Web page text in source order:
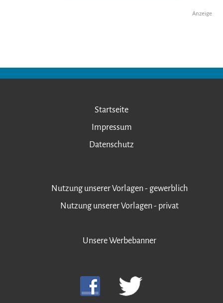
Anzeige
Startseite
Impressum
Datenschutz
Nutzung unserer Vorlagen - gewerblich
Nutzung unserer Vorlagen - privat
Unsere Werbebanner